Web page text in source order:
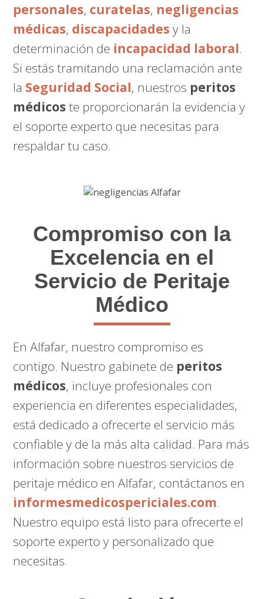
personales, curatelas, negligencias
médicas, discapacidades y la
determinación de incapacidad laboral.
Si estás tramitando una reclamación ante
la Seguridad Social, nuestros peritos
médicos te proporcionarán la evidencia y
el soporte experto que necesitas para
respaldar tu caso.
Compromiso con la
Excelencia en el
Servicio de Peritaje
Médico
En Alfafar, nuestro compromiso es
contigo. Nuestro gabinete de peritos
médicos, incluye profesionales con
experiencia en diferentes especialidades,
está dedicado a ofrecerte el servicio más
confiable y de la más alta calidad. Para más
información sobre nuestros servicios de
peritaje médico en Alfafar, contáctanos en
informesmedicospericiales.com.
Nuestro equipo está listo para ofrecerte el
soporte experto y personalizado que
necesitas.